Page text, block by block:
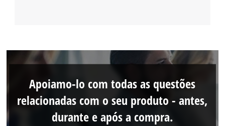
Apoiamo-lo com todas as questões
relacionadas com o seu produto - antes,
durante e após a compra.